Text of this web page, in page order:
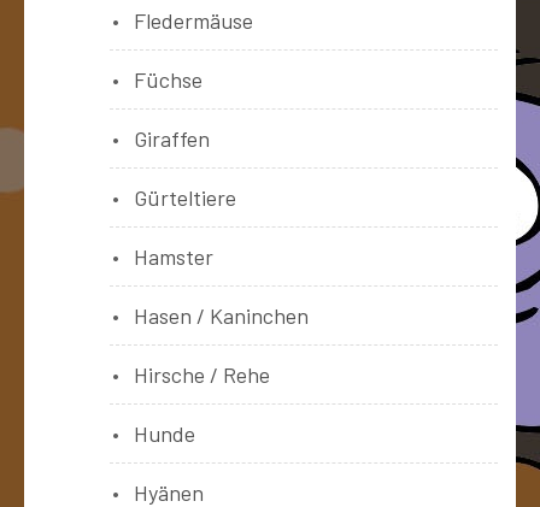
Fledermäuse
Füchse
Giraffen
Gürteltiere
Hamster
Hasen / Kaninchen
Hirsche / Rehe
Hunde
Hyänen